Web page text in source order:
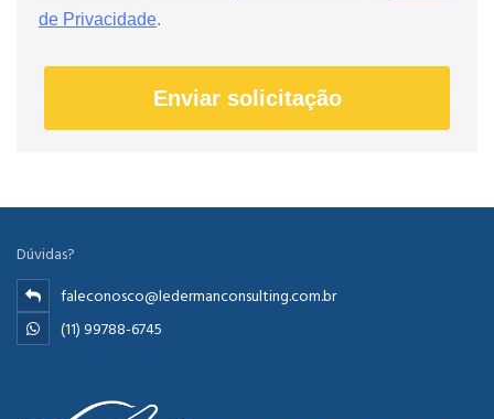
de Privacidade.
Enviar solicitação
Dúvidas?
faleconosco@ledermanconsulting.com.br
(11) 99788-6745